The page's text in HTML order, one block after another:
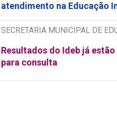
atendimento na Educação
SECRETARIA MUNICIPAL DE
Resultados do Ideb já
para consulta